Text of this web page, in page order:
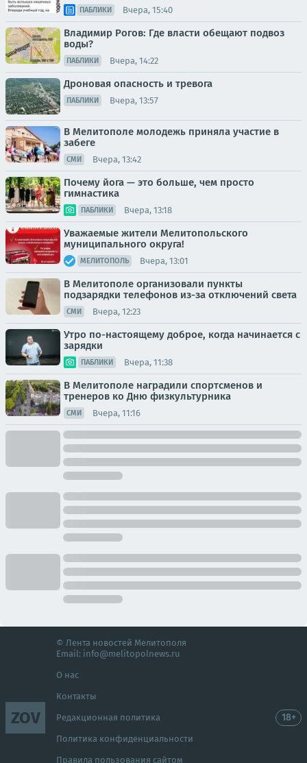
ПАБЛИКИ Вчера, 15:40
Владимир Рогов: Где власти обещают подвоз
воды?
ПАБЛИКИ Вчера, 14:22
Дроновая опасность и тревога
ПАБЛИКИ Вчера, 13:57
В Мелитополе молодежь приняла участие в
забеге
СМИ Вчера, 13:42
Почему йога — это больше, чем просто
гимнастика
ПАБЛИКИ Вчера, 13:18
Уважаемые жители Мелитопольского
муниципального округа!
МЕЛИТОПОЛЬ Вчера, 13:01
В Мелитополе организовали пункты
подзарядки телефонов из-за отключений света
СМИ Вчера, 12:23
Утро по-настоящему доброе, когда начинается с
зарядки
ПАБЛИКИ Вчера, 11:38
В Мелитополе наградили спортсменов и
тренеров ко Дню физкультурника
СМИ Вчера, 11:16
ZOV
© Лента новостей Мелитополя
Email: info@melitopolnews.ru
О нас
Контакты
Редакционная политика
Политика конфиденциальности
Правила пользования сайтом
18+